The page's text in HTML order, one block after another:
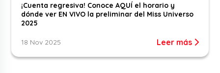
¡Cuenta regresiva! Conoce AQUÍ el horario y
dónde ver EN VIVO la preliminar del Miss Universo
2025
18 Nov 2025 Leer más